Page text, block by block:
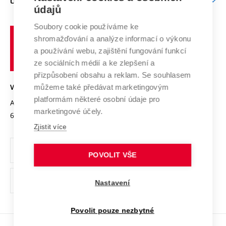
E-přihláška
Systém zajišťování kvality výzkumu
Výzkumné infrastruktury
Transfer znalostí
Open Science
Projekty
Projekty ze strukturálních fondů
Specifický výzkum
Zahraniční spolupráce
Spolupráce se školami
Mezinárodní dohody
Univerzitní sítě
Profil univerzity
Udržitelná univerzita
Podnikavá univerzita / ContriBUTe
Bezpečná univerzita
Vyznamenání
Organizační struktura
Ochrana osobních údajů
odkaz)
učení
technické
Brně
VYSOKÉ UČENÍ TECHNICKÉ V BRNĚ
Antonínská 548/1
602 00 Brno
www.vut.cz
vut@vutbr.cz
údajů
Soubory cookie používáme ke
shromažďování a analýze informací o výkonu
a používání webu, zajištění fungování funkcí
ze sociálních médií a ke zlepšení a
přizpůsobení obsahu a reklam. Se souhlasem
můžeme také předávat marketingovým
platformám některé osobní údaje pro
marketingové účely.
Zjistit více
POVOLIT VŠE
Nastavení
Povolit pouze nezbytné